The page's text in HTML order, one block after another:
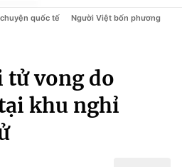
quốc tế Người Việt bốn phương
tử vong do
khu nghỉ